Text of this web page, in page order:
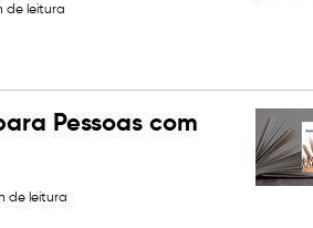
de leitura
Pessoas com
de leitura